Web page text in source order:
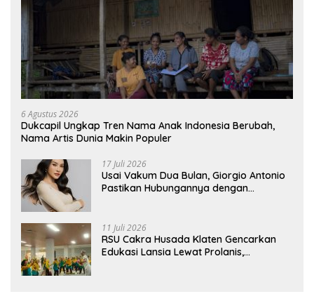
6 Agustus 2026
Dukcapil Ungkap Tren Nama Anak Indonesia Berubah,
Nama Artis Dunia Makin Populer
17 Juli 2026
Usai Vakum Dua Bulan, Giorgio Antonio
Pastikan Hubungannya dengan
11 Juli 2026
RSU Cakra Husada Klaten Gencarkan
Edukasi Lansia Lewat Prolanis,